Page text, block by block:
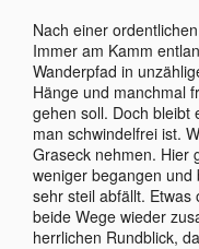
Nach einer
Immer am Kamm
Wanderpfad in
Hänge und manchmal
gehen soll. Doch bleibt
man schwindelfrei ist.
Graseck nehmen. Hier
weniger begangen
sehr steil abfällt.
beide Wege wieder
herrlichen Rundblick,